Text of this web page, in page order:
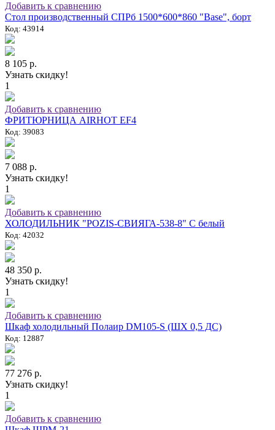
Добавить к сравнению
Стол производственный СПРб 1500*600*860 "Base", борт
Код: 43914
8 105 р.
Узнать скидку!
1
Добавить к сравнению
ФРИТЮРНИЦА AIRHOT EF4
Код: 39083
7 088 р.
Узнать скидку!
1
Добавить к сравнению
ХОЛОДИЛЬНИК "POZIS-СВИЯГА-538-8" C белый
Код: 42032
48 350 р.
Узнать скидку!
1
Добавить к сравнению
Шкаф холодильный Полаир DM105-S (ШХ 0,5 ДС)
Код: 12887
77 276 р.
Узнать скидку!
1
Добавить к сравнению